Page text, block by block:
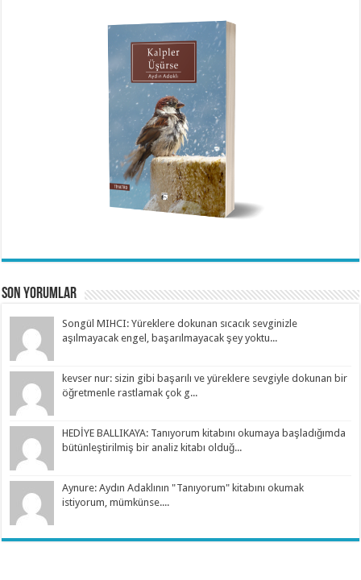
Son Yorumlar
Songül MIHCI: Yüreklere dokunan sıcacık sevginizle
aşılmayacak engel, başarılmayacak şey yoktu...
kevser nur: sizin gibi başarılı ve yüreklere sevgiyle dokunan bir
öğretmenle rastlamak çok g...
HEDİYE BALLIKAYA: Tanıyorum kitabını okumaya başladığımda
bütünleştirilmiş bir analiz kitabı olduğ...
Aynure: Aydın Adaklının "Tanıyorum" kitabını okumak
istiyorum, mümkünse....